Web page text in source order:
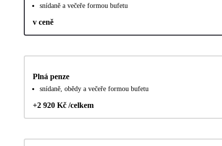
snídaně a večeře formou bufetu
v ceně
Plná penze
snídaně, obědy a večeře formou bufetu
+2 920 Kč /celkem